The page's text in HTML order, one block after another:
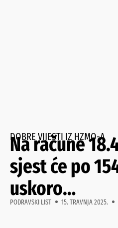
DOBRE VIJESTI IZ HZMO-A
Na račune
sjest će po
uskoro…
PODRAVSKI LIST 15. TRAVNJA 2025.